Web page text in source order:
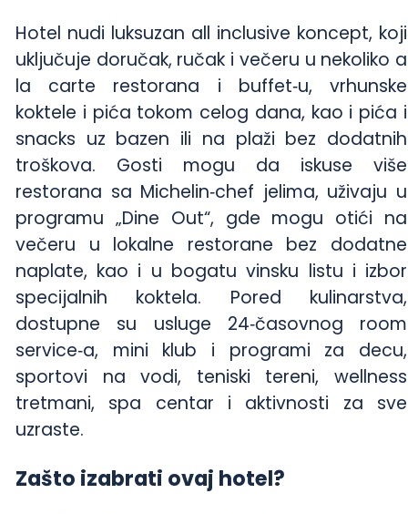
Hotel nudi luksuzan all inclusive koncept, koji
uključuje doručak, ručak i večeru u nekoliko a
la carte restorana i buffet‑u, vrhunske
koktele i pića tokom celog dana, kao i pića i
snacks uz bazen ili na plaži bez dodatnih
troškova. Gosti mogu da iskuse više
restorana sa Michelin‑chef jelima, uživaju u
programu „Dine Out“, gde mogu otići na
večeru u lokalne restorane bez dodatne
naplate, kao i u bogatu vinsku listu i izbor
specijalnih koktela. Pored kulinarstva,
dostupne su usluge 24‑časovnog room
service‑a, mini klub i programi za decu,
sportovi na vodi, teniski tereni, wellness
tretmani, spa centar i aktivnosti za sve
uzraste.
Zašto izabrati ovaj hotel?